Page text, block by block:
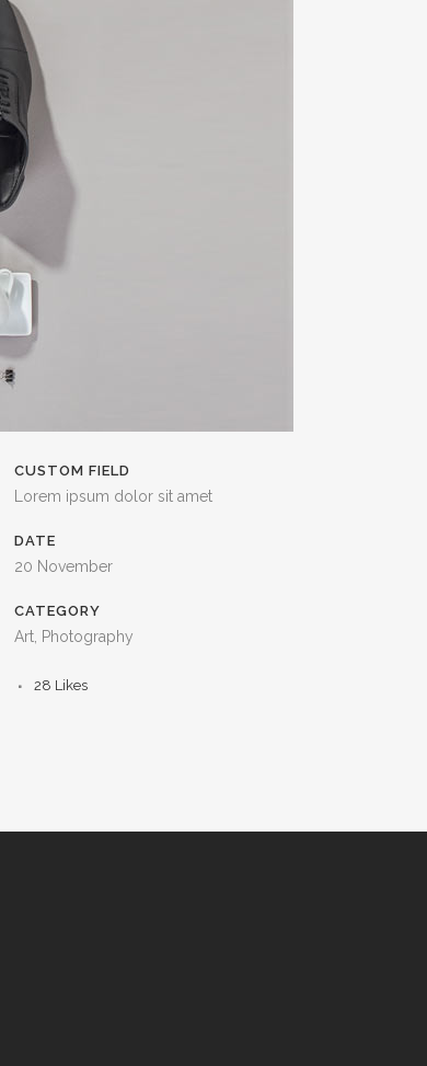
CUSTOM FIELD
Lorem ipsum dolor sit amet
DATE
20 November
CATEGORY
Art, Photography
28 Likes